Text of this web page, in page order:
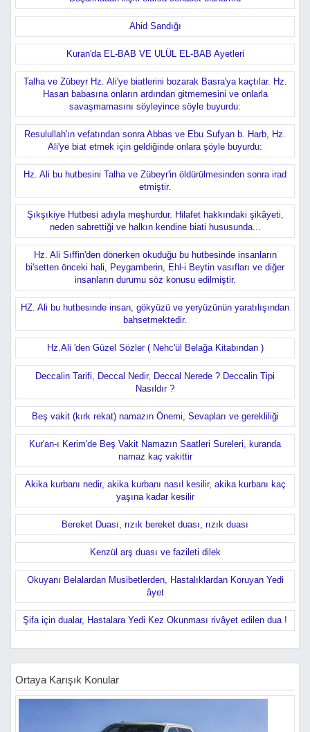
Ahid Sandığı
Kuran'da EL-BAB VE ULÜL EL-BAB Ayetleri
Talha ve Zübeyr Hz. Ali'ye biatlerini bozarak Basra'ya kaç­tılar. Hz.
Hasan babasına onların ardından gitmemesini ve onlarla
savaşmamasını söyleyince söyle buyurdu:
Resulullah'ın vefatından sonra Abbas ve Ebu Sufyan b. Harb, Hz.
Ali'ye biat etmek için geldiğinde onlara şöyle buyurdu:
Hz. Ali bu hutbesini Talha ve Zübeyr'in öldürülmesinden sonra irad
etmiştir.
Şıkşıkiye Hutbesi adıyla meşhurdur. Hilafet hakkındaki şikâyeti,
neden sabrettiği ve halkın kendine biati hususunda...
Hz. Ali Sıffin'den dönerken okuduğu bu hutbesinde insanların
bi'setten önceki hali, Peygamberin, Ehl-i Beytin vasıfları ve diğer
insanların durumu söz konusu edilmiştir.
HZ. Ali bu hutbesinde insan, gökyüzü ve yeryüzünün yaratılı­şından
bahsetmektedir.
Hz.Ali 'den Güzel Sözler ( Nehc'ül Belağa Kitabından )
Deccalin Tarifi, Deccal Nedir, Deccal Nerede ? Deccalin Tipi
Nasıldır ?
Beş vakit (kırk rekat) namazın Önemi, Sevapları ve gerekliliği
Kur'an-ı Kerim'de Beş Vakit Namazın Saatleri Sureleri, kuranda
namaz kaç vakittir
Akika kurbanı nedir, akika kurbanı nasıl kesilir, akika kurbanı kaç
yaşına kadar kesilir
Bereket Duası, rızık bereket duası, rızık duası
Kenzül arş duası ve fazileti dilek
Okuyanı Belalardan Musibetlerden, Hastalıklardan Koruyan Yedi
âyet
Şifa için dualar, Hastalara Yedi Kez Okunması rivâyet edilen dua !
Ortaya Karışık Konular